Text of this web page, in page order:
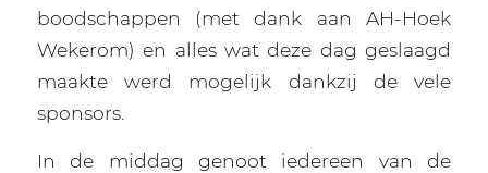
boodschappen (met dank aan AH-Hoek
Wekerom) en alles wat deze dag geslaagd
maakte werd mogelijk dankzij de vele
sponsors.
In de middag genoot iedereen van de